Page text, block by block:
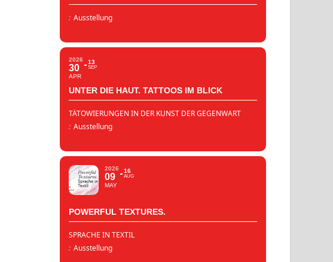
: Ausstellung
2026
30
APR
13
SEP
UNTER DIE HAUT. TATTOOS IM BLICK
TÄTOWIERUNGEN IN DER KUNST DER GEGENWART
: Ausstellung
2026
09
MAY
16
AUG
POWERFUL TEXTURES.
SPRACHE IN TEXTIL
: Ausstellung